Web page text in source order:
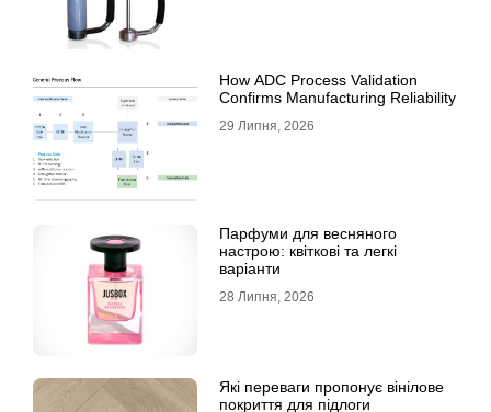
How ADC Process Validation
Confirms Manufacturing Reliability
29 Липня, 2026
Парфуми для весняного
настрою: квіткові та легкі
варіанти
28 Липня, 2026
Які переваги пропонує вінілове
покриття для підлоги